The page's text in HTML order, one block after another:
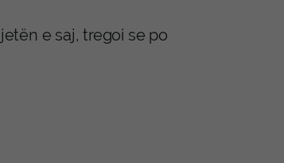
e saj, tregoi se po